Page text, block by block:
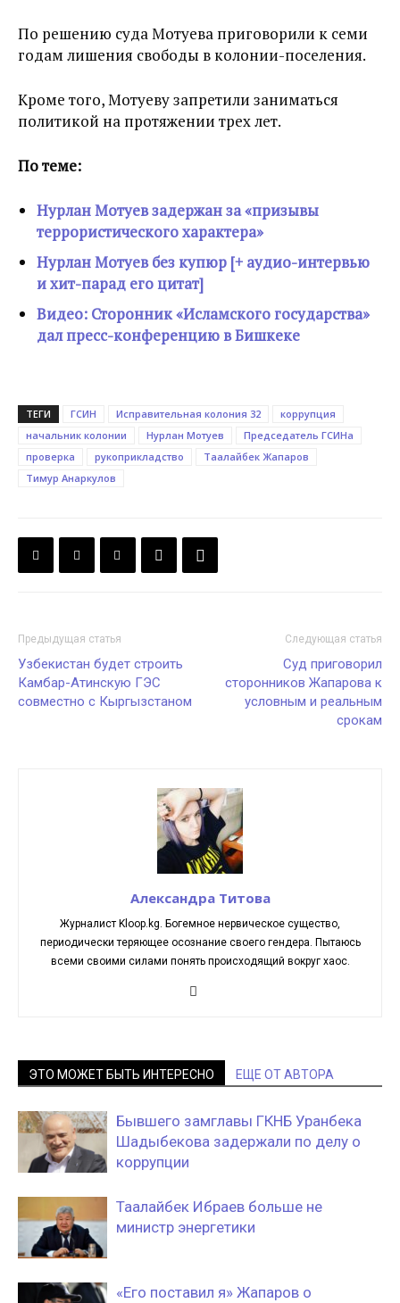
По решению суда Мотуева приговорили к семи
годам лишения свободы в колонии-поселения.
Кроме того, Мотуеву запретили заниматься
политикой на протяжении трех лет.
По теме:
Нурлан Мотуев задержан за «призывы
террористического характера»
Нурлан Мотуев без купюр [+ аудио-интервью
и хит-парад его цитат]
Видео: Сторонник «Исламского государства»
дал пресс-конференцию в Бишкеке
ТЕГИ ГСИН Исправительная колония 32
коррупция
начальник колонии
Нурлан Мотуев
Председатель ГСИНа
проверка
рукоприкладство
Таалайбек Жапаров
Тимур Анаркулов
Предыдущая статья
Узбекистан будет строить
Камбар-Атинскую ГЭС
совместно с Кыргызстаном
Следующая статья
Суд приговорил
сторонников Жапарова к
условным и реальным
срокам
Александра Титова
Журналист Kloop.kg. Богемное нервическое существо,
периодически теряющее осознание своего гендера. Пытаюсь
всеми своими силами понять происходящий вокруг хаос.
ЭТО МОЖЕТ БЫТЬ ИНТЕРЕСНО ЕЩЕ ОТ АВТОРА
Бывшего замглавы ГКНБ Уранбека
Шадыбекова задержали по делу о
коррупции
Таалайбек Ибраев больше не
министр энергетики
«Его поставил я» Жапаров о